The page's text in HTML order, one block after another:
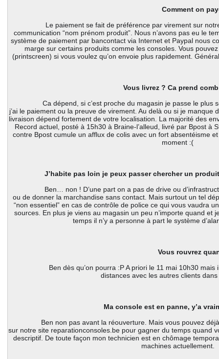
Comment on
communication “nom prénom produit”. Nous n’avons pas eu le
système de paiement par bancontact via Internet et Paypal nous
marge sur certains produits comme les consoles. Vous
(printscreen) si vous voulez qu’on envoie plus rapidement.
Vous livrez ? Ca prend
j’ai le paiement ou la preuve de virement. Au delà ou si je manque
livraison dépend fortement de votre localisation. La majorité des
Record actuel, posté à 15h30 à Braine-l’alleud, livré par Bpost à
contre Bpost cumule un afflux de colis avec un fort absentéisme
moment :(
J’habite pas loin je peux passer chercher un
ou de donner la marchandise sans contact. Mais surtout un tel
“non essentiel” en cas de contrôle de police ce qui vous vaudra
sources. En plus je viens au magasin un peu n’importe quand et
temps il n’y a personne à part le système
Vous rouvrez
distances avec les autres clients
Ma console est en panne, y’a
sur notre site reparationconsoles.be pour gagner du temps quand
descriptif. De toute façon mon technicien est en chômage
machines actuellement.